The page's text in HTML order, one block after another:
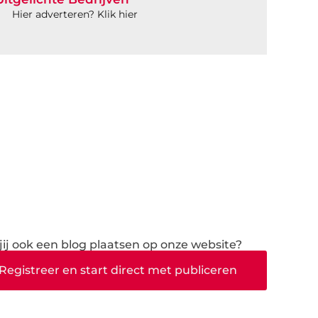
Hier adverteren? Klik hier
ook een blog plaatsen op onze website?
en start direct met publiceren